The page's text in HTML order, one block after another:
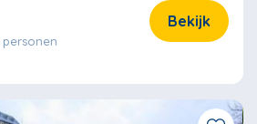
personen
Bekijk